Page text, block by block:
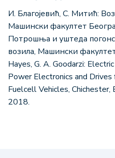
И. Благојевић, С. Митић:
Машински факултет
Потрошња и уштеда
возила, Машински
Hayes, G. A. Goodarzi:
Power Electronics and Drives
Fuelcell Vehicles, Chichester,
2018.